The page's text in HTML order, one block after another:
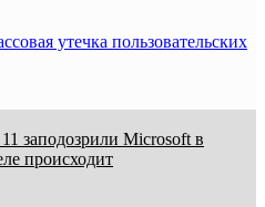
утечка пользовательских
заподозрили Microsoft в
происходит